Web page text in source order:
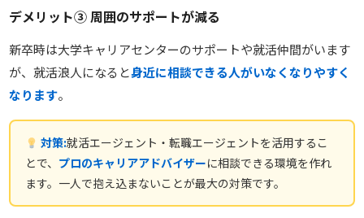
デメリット③ 周囲のサポートが減る
新卒時は大学キャリアセンターのサポートや就活仲間がいます
が、就活浪人になると身近に相談できる人がいなくなりやすく
なります。
対策:就活エージェント・転職エージェントを活用するこ
とで、 プロのキャリアアドバイザーに相談できる環境を作れ
ます。一人で抱え込まないことが最大の対策です。